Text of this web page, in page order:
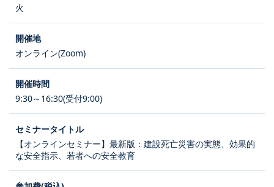
火
オンライン(Zoom)
9:30～16:30(受付9:00)
【オンラインセミナー】最新版：建設死亡災害の実態、効果的
な安全指示、若者への安全教育